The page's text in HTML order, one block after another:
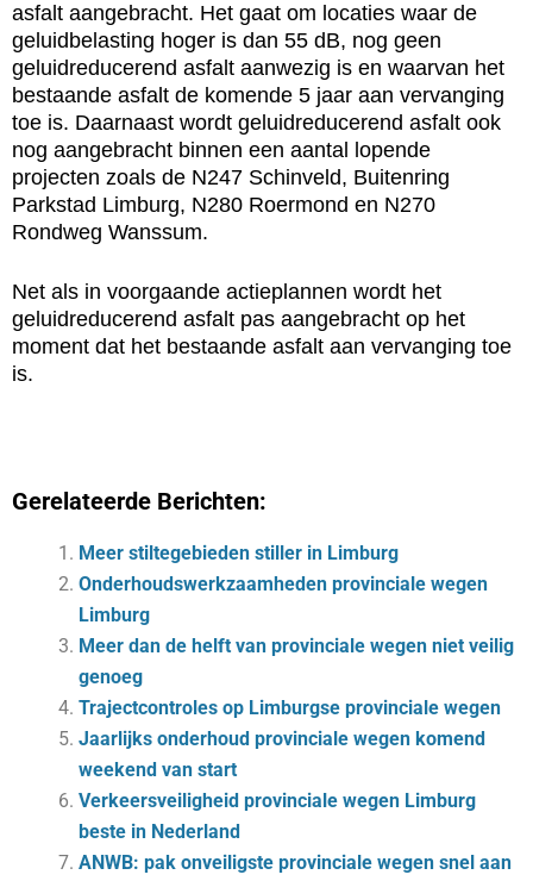
asfalt aangebracht. Het gaat om locaties waar de
geluidbelasting hoger is dan 55 dB, nog geen
geluidreducerend asfalt aanwezig is en waarvan het
bestaande asfalt de komende 5 jaar aan vervanging
toe is. Daarnaast wordt geluidreducerend asfalt ook
nog aangebracht binnen een aantal lopende
projecten zoals de N247 Schinveld, Buitenring
Parkstad Limburg, N280 Roermond en N270
Rondweg Wanssum.
Net als in voorgaande actieplannen wordt het
geluidreducerend asfalt pas aangebracht op het
moment dat het bestaande asfalt aan vervanging toe
is.
Gerelateerde Berichten:
Meer stiltegebieden stiller in Limburg
Onderhoudswerkzaamheden provinciale wegen
Limburg
Meer dan de helft van provinciale wegen niet veilig
genoeg
Trajectcontroles op Limburgse provinciale wegen
Jaarlijks onderhoud provinciale wegen komend
weekend van start
Verkeersveiligheid provinciale wegen Limburg
beste in Nederland
ANWB: pak onveiligste provinciale wegen snel aan